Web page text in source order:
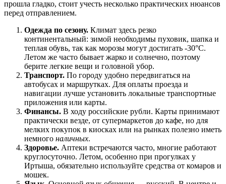
прошла гладко, стоит учесть несколько практических нюансов
перед отправлением.
Одежда по сезону. Климат здесь резко
континентальный: зимой необходимы пуховик, шапка и
теплая обувь, так как морозы могут достигать -30°C.
Летом же часто бывает жарко и солнечно, поэтому
берите легкие вещи и головной убор.
Транспорт. По городу удобно передвигаться на
автобусах и маршрутках. Для оплаты проезда и
навигации лучше установить локальные транспортные
приложения или карты.
Финансы. В ходу российские рубли. Карты принимают
практически везде, от супермаркетов до кафе, но для
мелких покупок в киосках или на рынках полезно иметь
немного наличных.
Здоровье. Аптеки встречаются часто, многие работают
круглосуточно. Летом, особенно при прогулках у
Иртыша, обязательно используйте средства от комаров и
мошек.